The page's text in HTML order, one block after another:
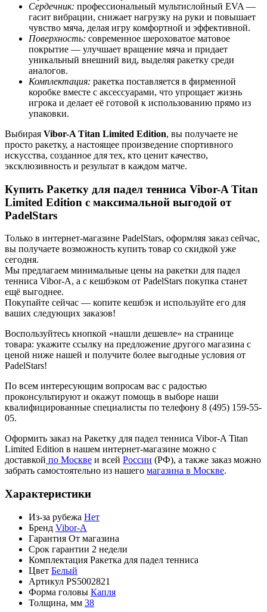
Сердечник: профессиональный мультислойный EVA —
гасит вибрации, снижает нагрузку на руки и повышает
чувство мяча, делая игру комфортной и эффективной.
Поверхность: современное шероховатое матовое
покрытие — улучшает вращение мяча и придает
уникальный внешний вид, выделяя ракетку среди
аналогов.
Комплектация: ракетка поставляется в фирменной
коробке вместе с аксессуарами, что упрощает жизнь
игрока и делает её готовой к использованию прямо из
упаковки.
Выбирая Vibor-A Titan Limited Edition, вы получаете не
просто ракетку, а настоящее произведение спортивного
искусства, созданное для тех, кто ценит качество,
эксклюзивность и результат в каждом матче.
Купить Ракетку для падел тенниса Vibor-A Titan
Limited Edition с максимальной выгодой от
PadelStars
Только в интернет-магазине PadelStars, оформляя заказ сейчас,
вы получаете возможность купить товар со скидкой уже
сегодня.
Мы предлагаем минимальные цены на ракетки для падел
тенниса Vibor-A, а с кешбэком от PadelStars покупка станет
ещё выгоднее.
Покупайте сейчас — копите кешбэк и используйте его для
ваших следующих заказов!
Воспользуйтесь кнопкой «нашли дешевле» на странице
товара: укажите ссылку на предложение другого магазина с
ценой ниже нашей и получите более выгодные условия от
PadelStars!
По всем интересующим вопросам вас с радостью
проконсультируют и окажут помощь в выборе наши
квалифицированные специалисты по телефону 8 (495) 159-55-
05.
Оформить заказ на Ракетку для падел тенниса Vibor-A Titan
Limited Edition в нашем интернет-магазине можно с
доставкой по Москве и всей России (РФ), а также заказ можно
забрать самостоятельно из нашего магазина в Москве.
Характеристики
Из-за рубежа Нет
Бренд Vibor-A
Гарантия От магазина
Срок гарантии 2 недели
Комплектация Ракетка для падел тенниса
Цвет Белый
Артикул PS5002821
Форма головы Капля
Толщина, мм 38